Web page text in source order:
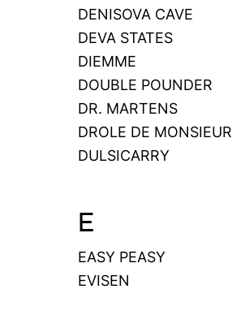
DENISOVA CAVE
DEVA STATES
DIEMME
DOUBLE POUNDER
DR. MARTENS
DROLE DE MONSIEUR
DULSICARRY
E
EASY PEASY
EVISEN